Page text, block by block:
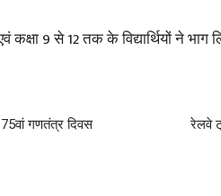
कक्षा 9 से 12 तक के विद्यार्थियों ने भाग
गणतंत्र दिवस
रेलवे